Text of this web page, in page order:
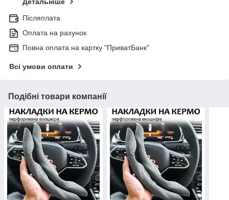
Детальніше
Післяплата
Оплата на рахунок
Повна оплата на картку "ПриватБанк"
Всі умови оплати
Подібні товари компанії